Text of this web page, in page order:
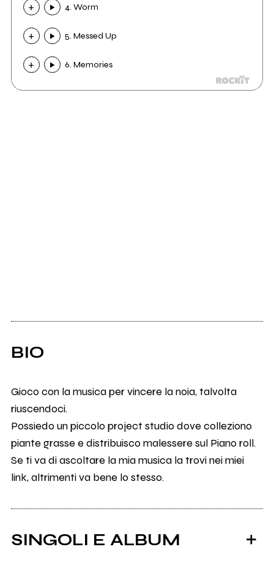
4. Worm
5. Messed Up
6. Memories
BIO
Gioco con la musica per vincere la noia, talvolta
riuscendoci.
Possiedo un piccolo project studio dove colleziono
piante grasse e distribuisco malessere sul Piano roll.
Se ti va di ascoltare la mia musica la trovi nei miei
link, altrimenti va bene lo stesso.
SINGOLI E ALBUM